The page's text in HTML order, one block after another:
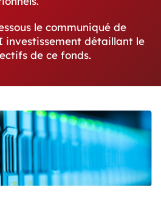
le communiqué de
investissement détaillant le
de ce fonds.